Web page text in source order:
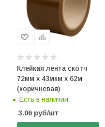
Клейкая лента скотч
72мм х 43мкм х 62м
(коричневая)
Есть в наличии
3.06 руб/шт